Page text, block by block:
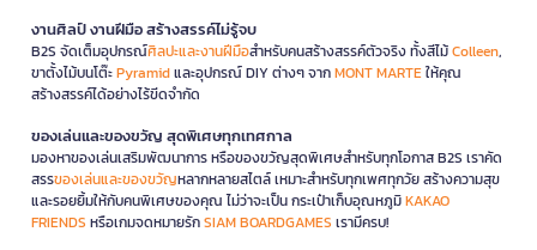
งานศิลป์ งานฝีมือ สร้างสรรค์ไม่รู้จบ
B2S จัดเต็มอุปกรณ์ศิลปะและงานฝีมือสำหรับคนสร้างสรรค์ตัวจริง ทั้งสีไม้Colleen,
ขาตั้งไม้บนโต๊ะPyramidและอุปกรณ์ DIY ต่างๆ จากMONT MARTEให้คุณ
สร้างสรรค์ได้อย่างไร้ขีดจำกัด
ของเล่นและของขวัญ สุดพิเศษทุกเทศกาล
มองหาของเล่นเสริมพัฒนาการ หรือของขวัญสุดพิเศษสำหรับทุกโอกาส B2S เราคัด
สรรของเล่นและของขวัญหลากหลายสไตล์ เหมาะสำหรับทุกเพศทุกวัย สร้างความสุข
และรอยยิ้มให้กับคนพิเศษของคุณ ไม่ว่าจะเป็น กระเป๋าเก็บอุณหภูมิKAKAO
FRIENDS หรือเกมจดหมายรักSIAM BOARDGAMES เรามีครบ!